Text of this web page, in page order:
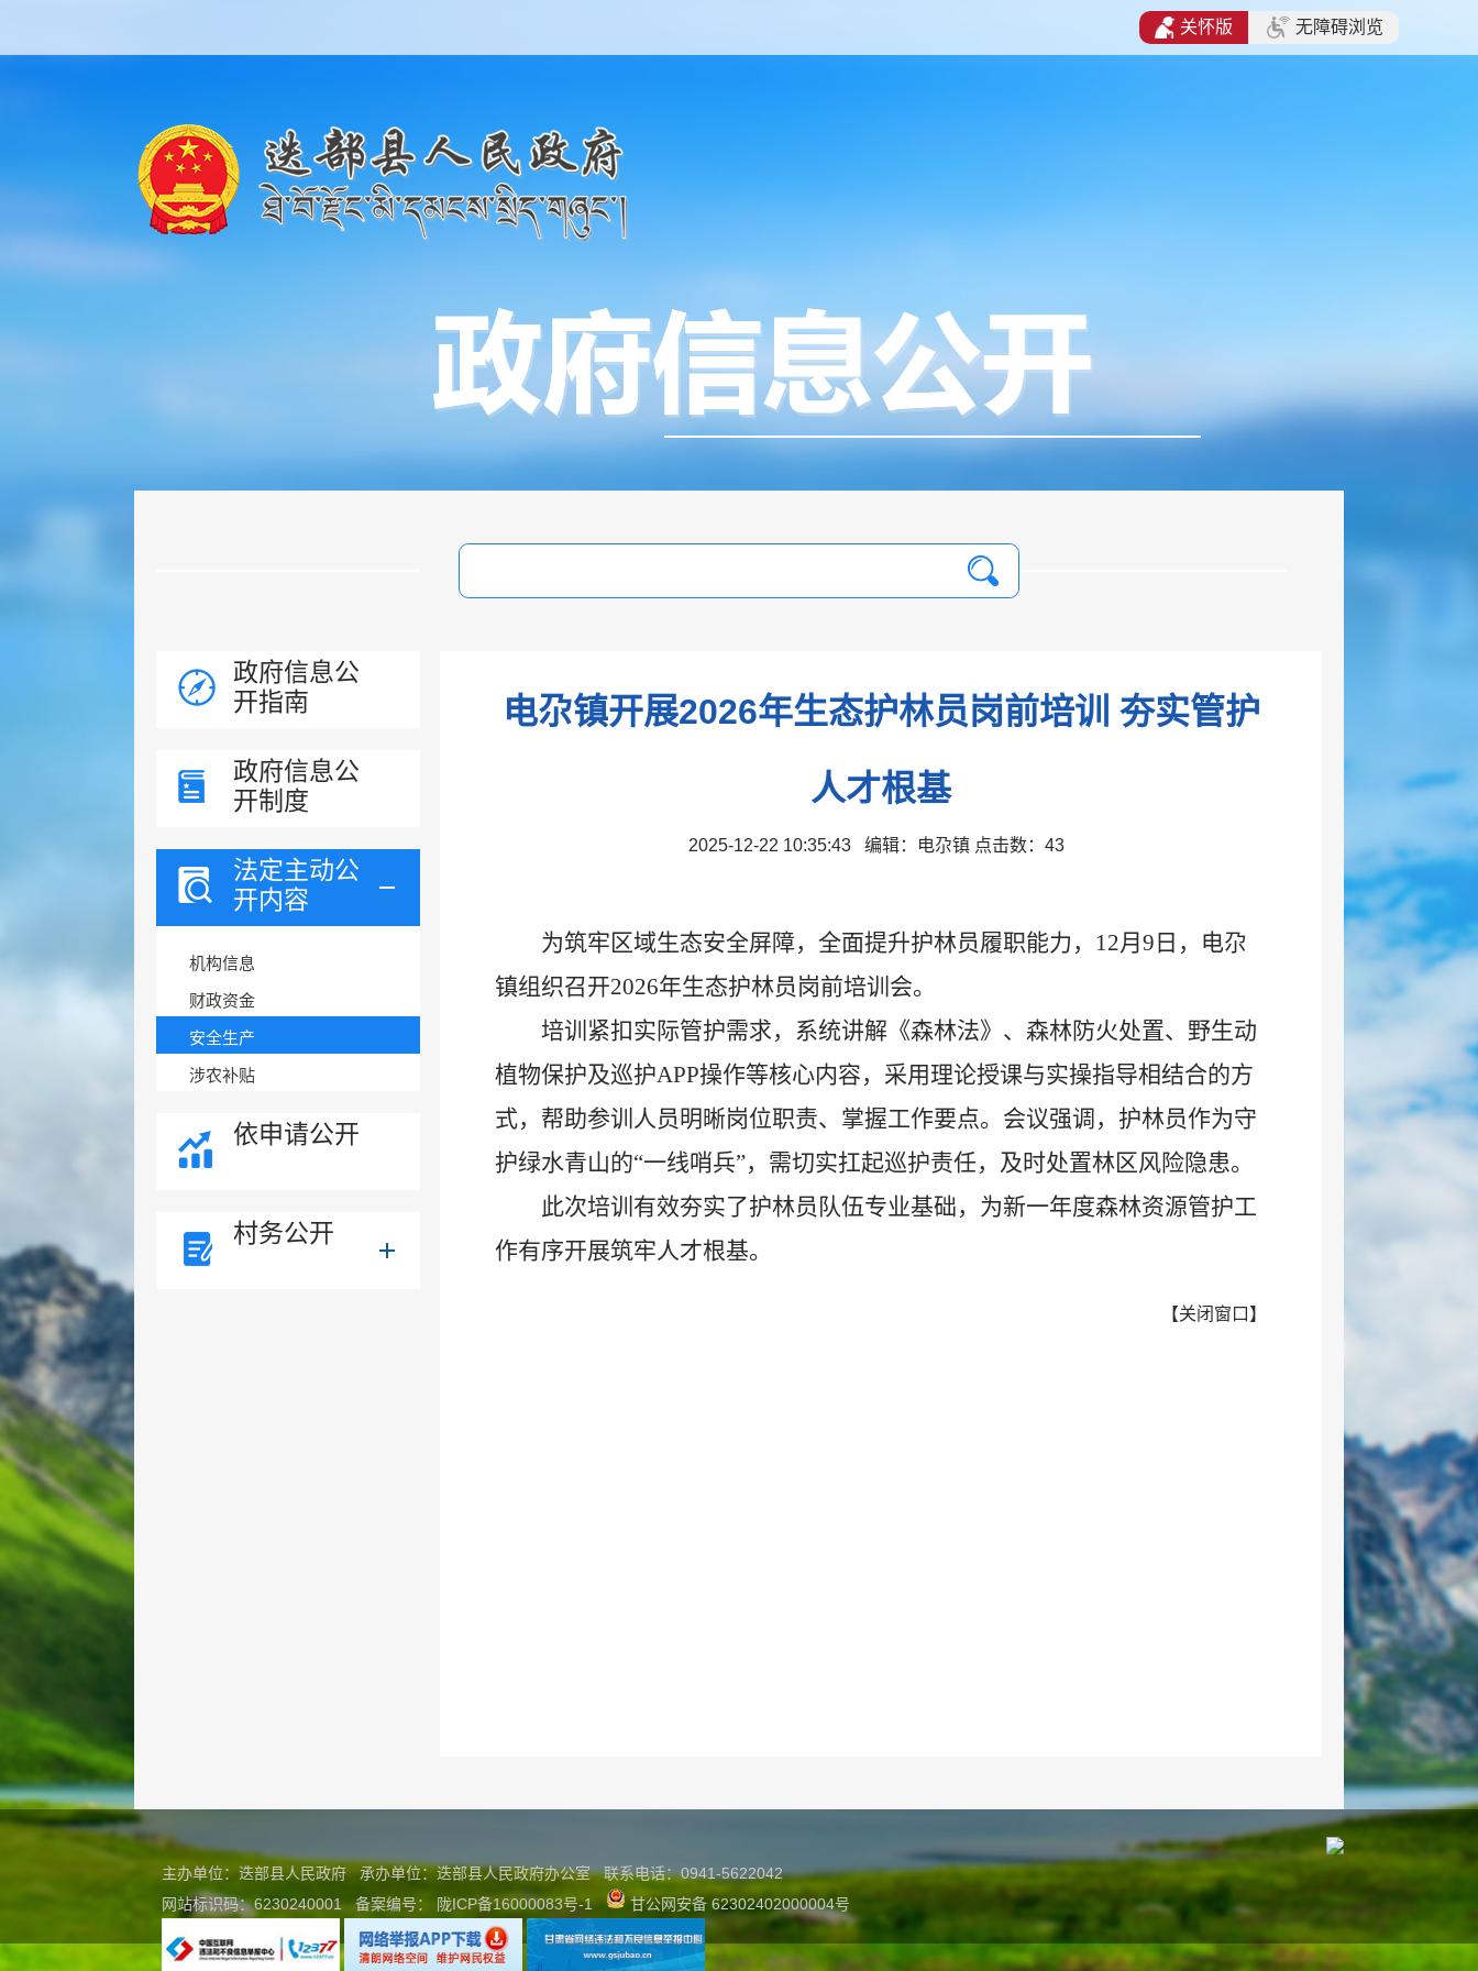
关怀版 无障碍浏览
政府信息公
开指南
政府信息公
开制度
法定主动公
开内容
机构信息
财政资金
安全生产
涉农补贴
依申请公开
村务公开
电尕镇开展2026年生态护林员岗前培训 夯实管护
人才根基
2025-12-22 10:35:43 编辑：电尕镇 点击数： 43
为筑牢区域生态安全屏障，全面提升护林员履职能力，12月9日，电尕
镇组织召开2026年生态护林员岗前培训会。
培训紧扣实际管护需求，系统讲解《森林法》、森林防火处置、野生动
植物保护及巡护APP操作等核心内容，采用理论授课与实操指导相结合的方
式，帮助参训人员明晰岗位职责、掌握工作要点。会议强调，护林员作为守
护绿水青山的“一线哨兵”，需切实扛起巡护责任，及时处置林区风险隐患。
此次培训有效夯实了护林员队伍专业基础，为新一年度森林资源管护工
作有序开展筑牢人才根基。
【关闭窗口 】
主办单位：迭部县人民政府 承办单位：迭部县人民政府办公室联系电话：0941-5622042
网站标识码：6230240001
备案编号： 陇ICP备16000083号-1 甘公网安备 62302402000004号